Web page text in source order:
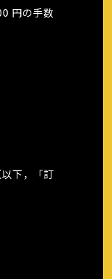
円の手数
下，「訂